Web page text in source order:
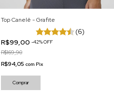
Top Canelê - Grafite
(6)
R$99,00 -42%OFF
R$169,90
R$94,05 com Pix
Comprar